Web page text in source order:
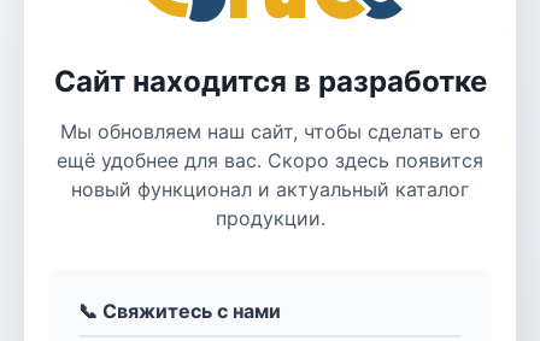
Сайт находится в разработке
Мы обновляем наш сайт, чтобы сделать его
ещё удобнее для вас. Скоро здесь появится
новый функционал и актуальный каталог
продукции.
📞 Свяжитесь с нами